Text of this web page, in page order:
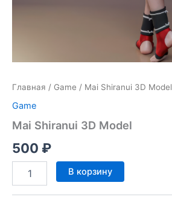
Главная / Game / Mai Shiranui 3D Model
Game
Mai Shiranui 3D Model
500 ₽
Количество
товара
В корзину